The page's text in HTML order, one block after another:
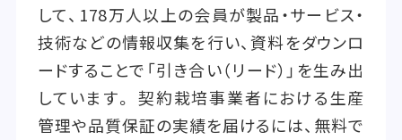
して、178万人以上の会員が製品・サービス・
技術などの情報収集を行い、資料をダウンロ
ードすることで「引き合い（リード）」を生み出
しています。 契約栽培事業者における生産
管理や品質保証の実績を届けるには、無料で